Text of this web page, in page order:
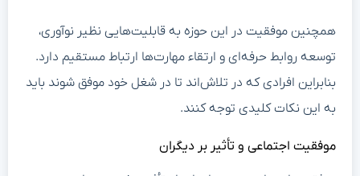
همچنین موفقیت در این حوزه به قابلیت‌هایی نظیر نوآوری،
توسعه روابط حرفه‌ای و ارتقاء مهارت‌ها ارتباط مستقیم دارد.
بنابراین افرادی که در تلاش‌اند تا در شغل خود موفق شوند باید
به این نکات کلیدی توجه کنند.
موفقیت اجتماعی و تأثیر بر دیگران